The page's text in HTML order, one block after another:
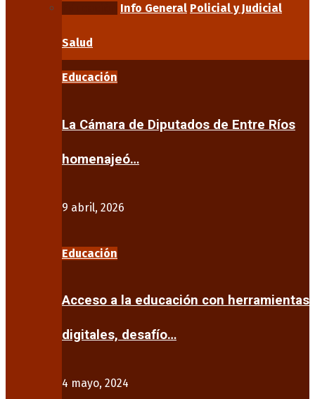
Info General Policial y Judicial
Salud
Educación
La Cámara de Diputados de Entre Ríos
homenajeó…
9 abril, 2026
Educación
Acceso a la educación con herramientas
digitales, desafío…
4 mayo, 2024